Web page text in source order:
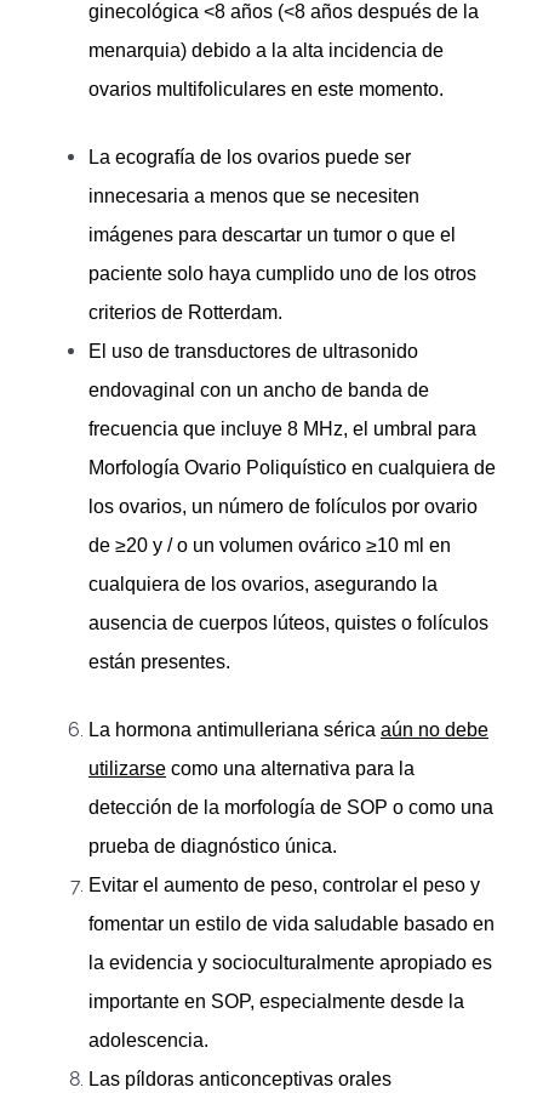
ginecológica <8 años (<8 años después de la
menarquia) debido a la alta incidencia de
ovarios multifoliculares en este momento.
La ecografía de los ovarios puede ser
innecesaria a menos que se necesiten
imágenes para descartar un tumor o que el
paciente solo haya cumplido uno de los otros
criterios de Rotterdam.
El uso de transductores de ultrasonido
endovaginal con un ancho de banda de
frecuencia que incluye 8 MHz, el umbral para
Morfología Ovario Poliquístico en cualquiera de
los ovarios, un número de folículos por ovario
de ≥20 y / o un volumen ovárico ≥10 ml en
cualquiera de los ovarios, asegurando la
ausencia de cuerpos lúteos, quistes o folículos
están presentes.
La hormona antimulleriana sérica aún no debe
utilizarse como una alternativa para la
detección de la morfología de SOP o como una
prueba de diagnóstico única.
Evitar el aumento de peso, controlar el peso y
fomentar un estilo de vida saludable basado en
la evidencia y socioculturalmente apropiado es
importante en SOP, especialmente desde la
adolescencia.
Las píldoras anticonceptivas orales